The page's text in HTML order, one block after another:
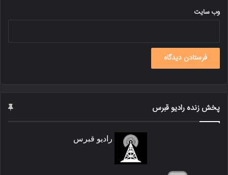
وب‌ سایت
پخش زنده رادیو قبرس
رادیو قبرس